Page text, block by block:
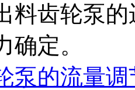
料齿轮泵
确定。
泵的流量